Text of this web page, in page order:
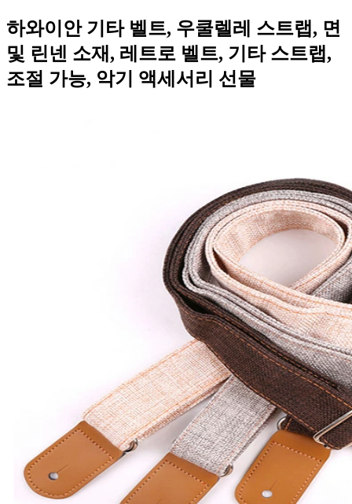
하와이안 기타 벨트, 우쿨렐레 스트랩, 면
및 린넨 소재, 레트로 벨트, 기타 스트랩,
조절 가능, 악기 액세서리 선물